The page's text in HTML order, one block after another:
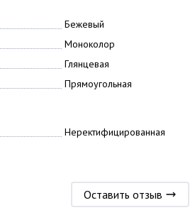
Бежевый
Моноколор
Глянцевая
Прямоугольная
Неректифицированная
Оставить отзыв